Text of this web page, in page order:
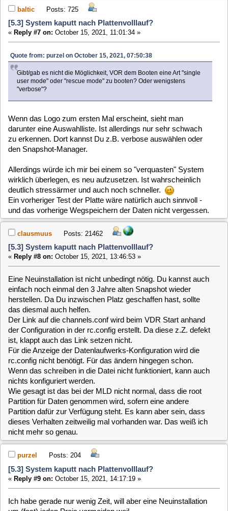
purzel Posts: 204
[5.3] System kaputt nach Plattenvolllauf?
«Reply #9 on:October 15, 2021, 14:17:19 »
um (fast) jeden Preis vermeiden weil
Quote
Ich will natürlich - weil ich wochenlange Konfigurationsarbeit drin
habe - vermeiden, "mal eben" neu zu installieren...
Das mit dem Snapshot probiere ich nachher nochmal, auch
baltic Posts: 725
[5.3] System kaputt nach Plattenvolllauf?
Hallo Claus,
eine Neuinstallation ist GRUNDSÄTZLICH eigentlich nie nötig
- aber der notwendige Wiederherstellungsaufwand rechtfertigt
sie doch gelegentlich.
Sollte es mit dem alten Snapshot klappen, wäre das natürlich
eine ordentliche Basis für die Rekonstruktion.
@purzel
Ich kann Deine Argumentation verstehen, aber bedenke: Die
meiste Zeit hast Du damals nicht mit der eigentlichen
Einrichtung, sondern mit dem Verstehen des Systems und
seinen Möglichkeiten, also mit Lernen, verbracht. Das würde
diesmal, aufgrund der gewonnenen Erfahrungen, weitgehend
wegfallen.
Gruß
Peter
clausmuus Posts: 21462
[5.3] System kaputt nach Plattenvolllauf?
«Reply #11 on:October 16, 2021, 12:20:04 »
Für den Fall einer Neuinstallation, solltest Du Dir zuvor auf
jeden Fall Deine Fernbedienungs Konfiguration merken, denn
das ist meistens der größte Knackpunkt.
Du kannst Deine Neuinstallation aber ja auch für's erste auf
nen USB Stick machen, und nur wenn's zufriedenstellend ist,
auch die Festplatte übertragen.
purzel Posts: 204
[5.3] System kaputt nach Plattenvolllauf?
«Reply #12 on: October 16, 2021, 15:03:22 »
Tagchen,
ja bei den Eltern immer nur dann am VDR (inkl. TV) nur dann